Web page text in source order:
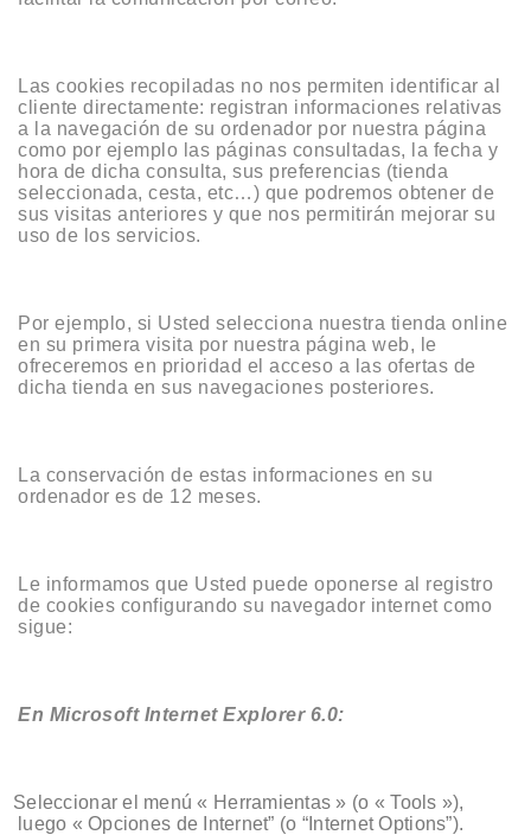
Las cookies recopiladas no nos permiten identificar al
cliente directamente: registran informaciones relativas
a la navegación de su ordenador por nuestra página
como por ejemplo las páginas consultadas, la fecha y
hora de dicha consulta, sus preferencias (tienda
seleccionada, cesta, etc…) que podremos obtener de
sus visitas anteriores y que nos permitirán mejorar su
uso de los servicios.
Por ejemplo, si Usted selecciona nuestra tienda online
en su primera visita por nuestra página web, le
ofreceremos en prioridad el acceso a las ofertas de
dicha tienda en sus navegaciones posteriores.
La conservación de estas informaciones en su
ordenador es de 12 meses.
Le informamos que Usted puede oponerse al registro
de cookies configurando su navegador internet como
sigue:
En Microsoft Internet Explorer 6.0:
Seleccionar el menú « Herramientas » (o « Tools »),
luego « Opciones de Internet” (o “Internet Options”).